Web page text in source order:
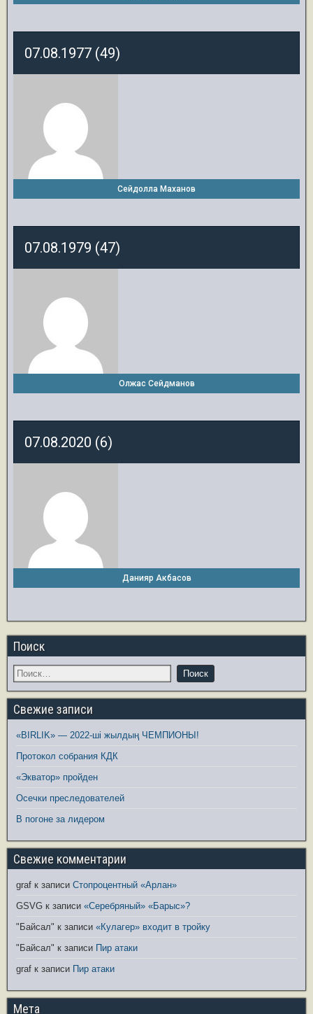
07.08.1977 (49)
Сейдолла Маханов
07.08.1979 (47)
Олжас Сейдманов
07.08.2020 (6)
Данияр Акбасов
Поиск
Свежие записи
«BIRLIK» — 2022-ші жылдың ЧЕМПИОНЫ!
Протокол собрания КДК
«Экватор» пройден
Осечки преследователей
В погоне за лидером
Свежие комментарии
graf к записи Стопроцентный «Арлан»
GSVG к записи «Серебряный» «Барыс»?
"Байсал" к записи «Кулагер» входит в тройку
"Байсал" к записи Пир атаки
graf к записи Пир атаки
Мета